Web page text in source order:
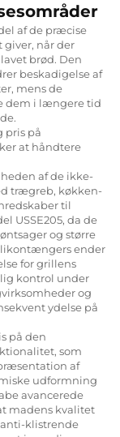
af de præcise
når der
brød. Den
beskadigelse af
mens de
dem i længere tid
pris på
at håndtere
af de ikke-
trægreb, køkken-
til
USSE205, da de
og større
ender
for grillens
kontrol under
og
ydelse på
på den
som
af
udformning
avancerede
madens kvalitet
klistrende